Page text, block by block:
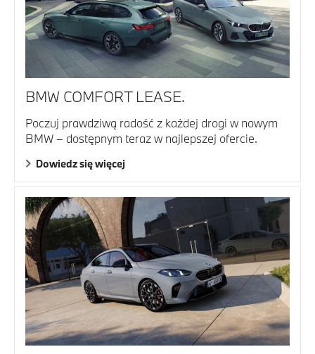
BMW COMFORT LEASE.
Poczuj prawdziwą radość z każdej drogi w nowym
BMW – dostępnym teraz w najlepszej ofercie.
Dowiedz się więcej